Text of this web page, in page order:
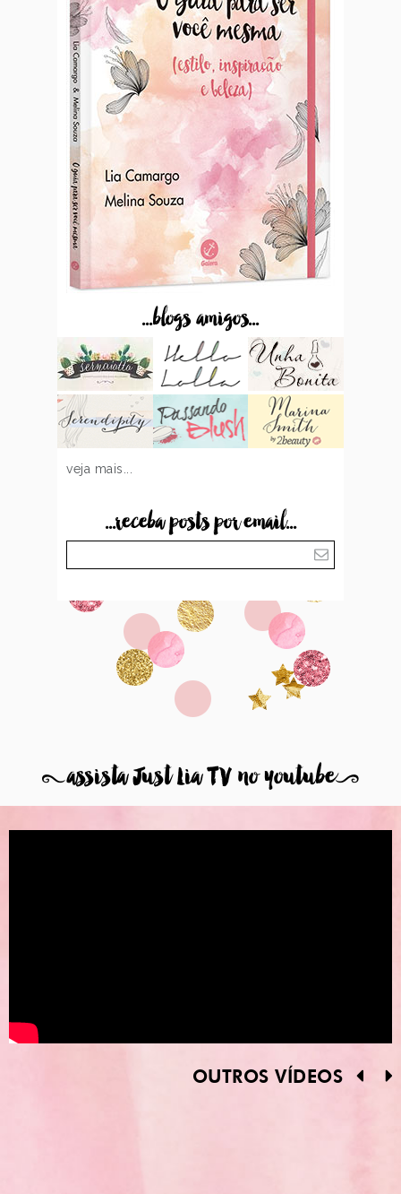
...blogs amigos...
veja mais...
...receba posts por email...
8assista Just Lia TV no youtube9
OUTROS VÍDEOS